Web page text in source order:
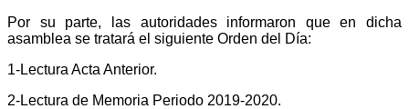
Por su parte, las autoridades informaron que en dicha
asamblea se tratará el siguiente Orden del Día:
1-Lectura Acta Anterior.
2-Lectura de Memoria Periodo 2019-2020.